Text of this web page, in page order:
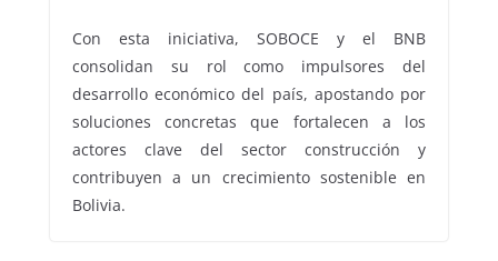
Con esta iniciativa, SOBOCE y el BNB
consolidan su rol como impulsores del
desarrollo económico del país, apostando por
soluciones concretas que fortalecen a los
actores clave del sector construcción y
contribuyen a un crecimiento sostenible en
Bolivia.